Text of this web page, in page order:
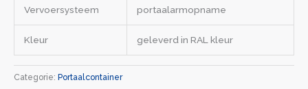
Vervoersysteem portaalarmopname
Kleur geleverd in RAL kleur
Categorie: Portaalcontainer